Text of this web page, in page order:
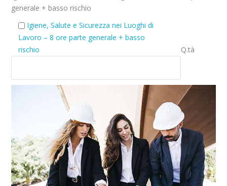
generale + basso rischio
Igiene, Salute e Sicurezza nei Luoghi di
Lavoro – 8 ore parte generale + basso
rischio
Q.tà